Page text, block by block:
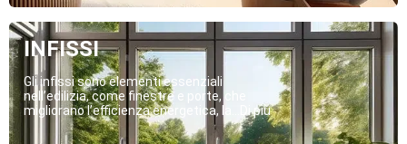
INFISSI
Gli infissi sono elementi essenziali
nell’edilizia, come finestre e porte, che
migliorano l’efficienza energetica, la...Di più